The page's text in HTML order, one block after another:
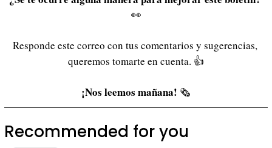
👀
Responde este correo con tus comentarios y sugerencias,
queremos tomarte en cuenta. 👍
¡Nos leemos mañana! 🗞️
Recommended for you